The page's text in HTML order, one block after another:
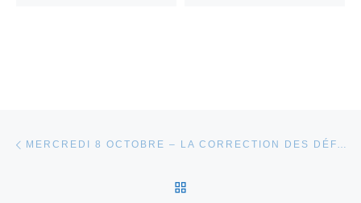
MERCREDI 8 OCTOBRE – LA CORRECTION DES DÉFAUTS